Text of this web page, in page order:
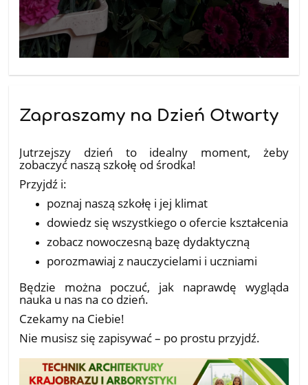
Zapraszamy na Dzień Otwarty
Jutrzejszy dzień to idealny moment, żeby
zobaczyć naszą szkołę od środka!
Przyjdź i:
poznaj naszą szkołę i jej klimat
dowiedz się wszystkiego o ofercie kształcenia
zobacz nowoczesną bazę dydaktyczną
porozmawiaj z nauczycielami i uczniami
Będzie można poczuć, jak naprawdę wygląda
nauka u nas na co dzień.
Czekamy na Ciebie!
Nie musisz się zapisywać – po prostu przyjdź.